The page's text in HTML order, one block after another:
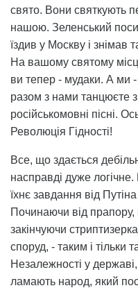
свято. Вони святкують
нашою. Зеленський
їздив у Москву і знімав
На вашому святому
ви тепер - мудаки. А ми -
разом з нами танцюєте
російськомовні пісні.
Революція Гідності!
Все, що здається
насправді дуже
їхнє завдання від
Починаючи від прапору,
закінчуючи
споруд, - таким і тільки
Незалежності у
ламають народ, який